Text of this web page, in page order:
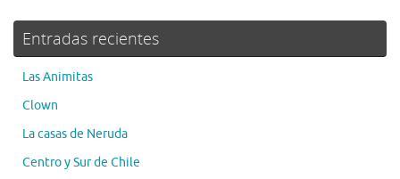
Entradas recientes
Las Animitas
Clown
La casas de Neruda
Centro y Sur de Chile